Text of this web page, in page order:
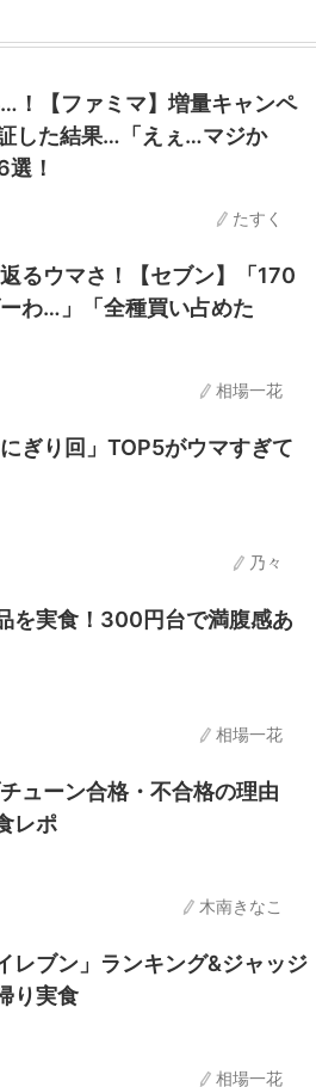
！【ファミマ】増量キャンペ
した結果…「えぇ…マジか
！
たすく
るウマさ！【セブン】「170
わ…」「全種買い占めた
相場一花
ぎり回」TOP5がウマすぎて
乃々
を実食！300円台で満腹感あ
相場一花
ューン合格・不合格の理由
レポ
木南きなこ
レブン」ランキング&ジャッジ
り実食
相場一花